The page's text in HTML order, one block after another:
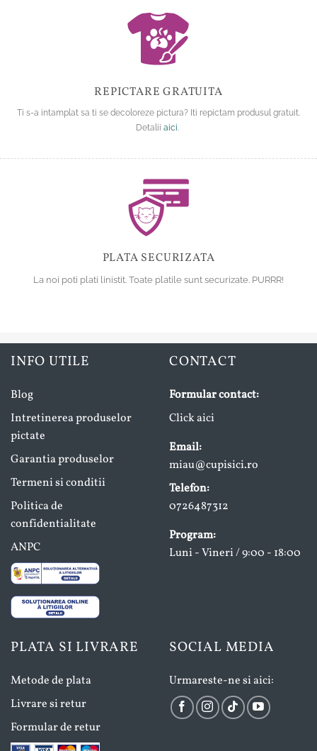
REPICTARE GRATUITA
Ti s-a intamplat sa ti se decoloreze pictura? Iti repictam produsul gratuit.
Detalii aici.
PLATA SECURIZATA
La noi poti plati linistit. Toate platile sunt securizate. PURRR!
INFO UTILE
Blog
Intretinerea produselor
pictate
Garantia produselor
Termeni si conditii
Politica de
confidentialitate
ANPC
CONTACT
Formular contact:
Click aici
Email:
miau@cupisici.ro
Telefon:
0726487312
Program:
Luni - Vineri / 9:00 - 18:00
PLATA SI LIVRARE
Metode de plata
Livrare si retur
Formular de retur
SOCIAL MEDIA
Urmareste-ne si aici: